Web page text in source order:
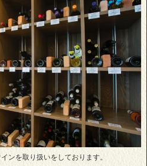
ンを取り扱いをしております。